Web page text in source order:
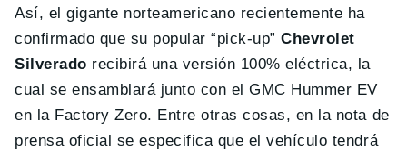
Así, el gigante norteamericano recientemente ha
confirmado que su popular “pick-up”Chevrolet
Silverado recibirá una versión 100% eléctrica, la
cual se ensamblará junto con el GMC Hummer EV
en la Factory Zero. Entre otras cosas, en la nota de
prensa oficial se especifica que el vehículo tendrá